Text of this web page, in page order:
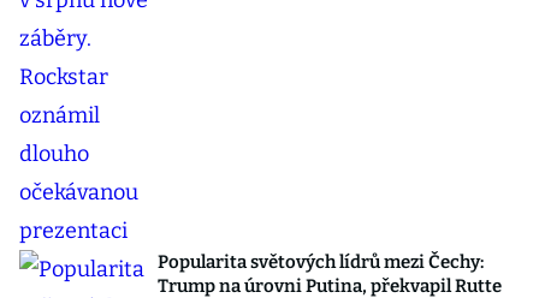
Popularita světových lídrů mezi Čechy:
Trump na úrovni Putina, překvapil Rutte